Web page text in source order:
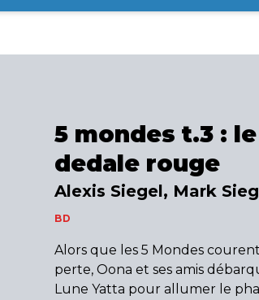
5 mondes t.3 : le
dedale rouge
Alexis Siegel, Mark
BD
Alors que les 5 Mondes
perte, Oona et ses amis
Lune Yatta pour allumer le